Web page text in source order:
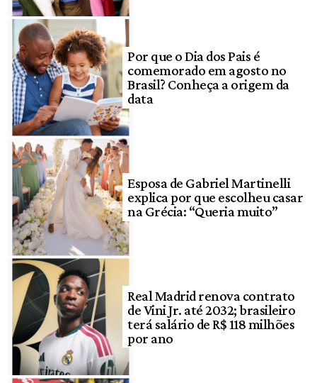
Por que o Dia dos Pais é
comemorado em agosto no
Brasil? Conheça a origem da
data
Esposa de Gabriel Martinelli
explica por que escolheu casar
na Grécia: “Queria muito”
Real Madrid renova contrato
de Vini Jr. até 2032; brasileiro
terá salário de R$ 118 milhões
por ano